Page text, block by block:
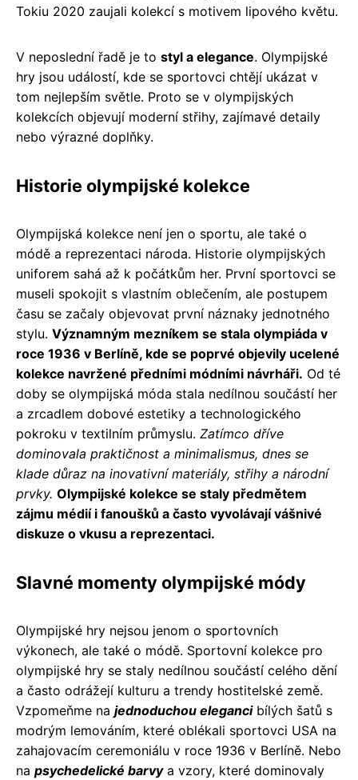
Tokiu 2020 zaujali kolekcí s motivem lipového květu.
V neposlední řadě je to styl a elegance. Olympijské
hry jsou událostí, kde se sportovci chtějí ukázat v
tom nejlepším světle. Proto se v olympijských
kolekcích objevují moderní střihy, zajímavé detaily
nebo výrazné doplňky.
Historie olympijské kolekce
Olympijská kolekce není jen o sportu, ale také o
módě a reprezentaci národa. Historie olympijských
uniforem sahá až k počátkům her. První sportovci se
museli spokojit s vlastním oblečením, ale postupem
času se začaly objevovat první náznaky jednotného
stylu. Významným mezníkem se stala olympiáda v
roce 1936 v Berlíně, kde se poprvé objevily ucelené
kolekce navržené předními módními návrháři. Od té
doby se olympijská móda stala nedílnou součástí her
a zrcadlem dobové estetiky a technologického
pokroku v textilním průmyslu. Zatímco dříve
dominovala praktičnost a minimalismus, dnes se
klade důraz na inovativní materiály, střihy a národní
prvky. Olympijské kolekce se staly předmětem
zájmu médií i fanoušků a často vyvolávají vášnivé
diskuze o vkusu a reprezentaci.
Slavné momenty olympijské módy
Olympijské hry nejsou jenom o sportovních
výkonech, ale také o módě. Sportovní kolekce pro
olympijské hry se staly nedílnou součástí celého dění
a často odrážejí kulturu a trendy hostitelské země.
Vzpomeňme na jednoduchou elegancibílých šatů s
modrým lemováním, které oblékali sportovci USA na
zahajovacím ceremoniálu v roce 1936 v Berlíně. Nebo
na psychedelické barvya vzory, které dominovaly